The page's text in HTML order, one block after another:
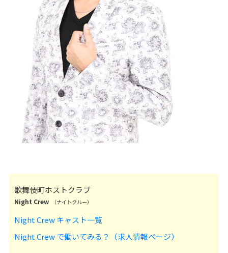
歌舞伎町ホストクラブ
Night Crew （ナイトクルー）
Night Crew キャスト一覧
Night Crew で働いてみる？（求人情報ページ）